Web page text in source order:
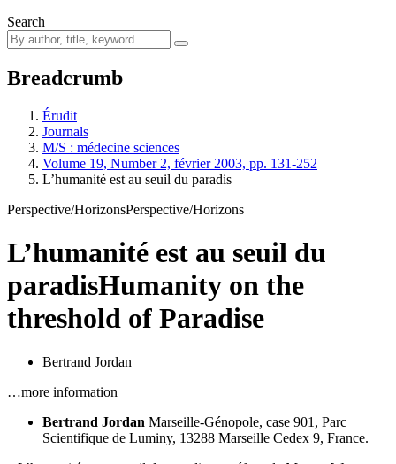
Search
Breadcrumb
Érudit
Journals
M/S : médecine sciences
Volume 19, Number 2, février 2003, pp. 131-252
L’humanité est au seuil du paradis
Perspective/HorizonsPerspective/Horizons
L’humanité est au seuil du
paradisHumanity on the
threshold of Paradise
Bertrand Jordan
…more information
Bertrand Jordan Marseille-Génopole, case 901, Parc
Scientifique de Luminy, 13288 Marseille Cedex 9, France.